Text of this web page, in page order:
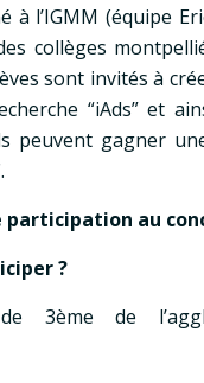
à l’IGMM (équipe
collèges
sont invités à
“iAds” et
peuvent gagner
participation au
?
3ème de